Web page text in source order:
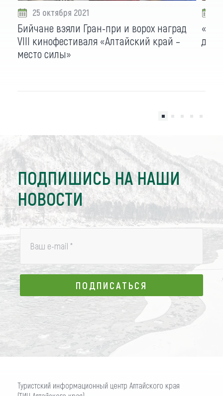
25 октября 2021
Бийчане взяли Гран-при и ворох наград
VIII кинофестиваля «Алтайский край –
место силы»
для
ПОДПИШИСЬ НА НАШИ
НОВОСТИ
Ваш e-mail *
ПОДПИСАТЬСЯ
ПОДПИСАТЬСЯ
Туристский информационный центр Алтайского края